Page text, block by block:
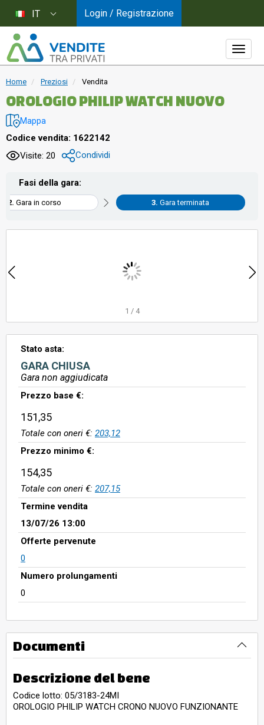
Home Preziosi Vendita
OROLOGIO PHILIP WATCH NUOVO
Mappa
Codice vendita: 1622142
Visite: 20
Condividi
Fasi della gara:
Gara in corso Gara terminata
1 / 4
Stato asta:
GARA CHIUSA
Gara non aggiudicata
Prezzo base €:
151,35
Totale con oneri €: 203,12
Prezzo minimo €:
154,35
Totale con oneri €: 207,15
Termine vendita
13/07/26 13:00
Offerte pervenute
0
Numero prolungamenti
0
Documenti
Descrizione del bene
Codice lotto: 05/3183-24MI
OROLOGIO PHILIP WATCH CRONO NUOVO FUNZIONANTE
IT Login / Registrazione